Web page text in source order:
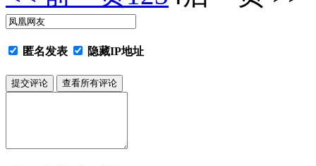
匿名发表 隐藏IP地址